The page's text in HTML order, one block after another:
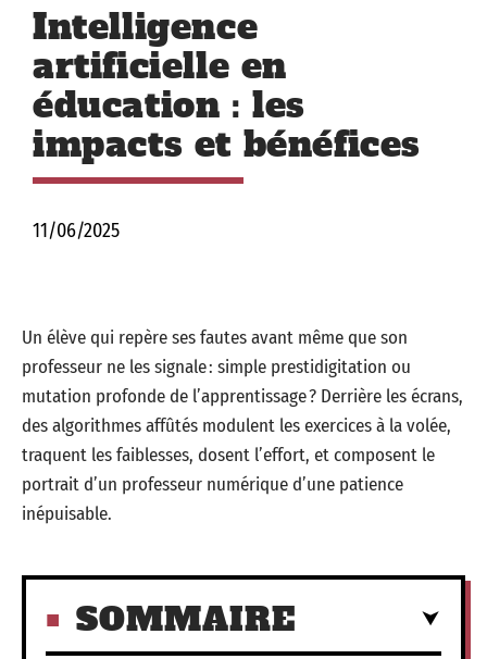
Intelligence
artificielle en
éducation : les
impacts et bénéfices
11/06/2025
Un élève qui repère ses fautes avant même que son
professeur ne les signale : simple prestidigitation ou
mutation profonde de l’apprentissage ? Derrière les écrans,
des algorithmes affûtés modulent les exercices à la volée,
traquent les faiblesses, dosent l’effort, et composent le
portrait d’un professeur numérique d’une patience
inépuisable.
SOMMAIRE